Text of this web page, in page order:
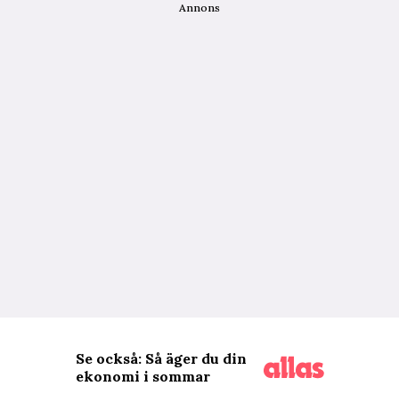
Annons
Se också: Så äger du din
ekonomi i sommar